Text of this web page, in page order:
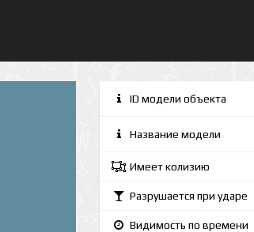
ID модели объекта
Название модели
Имеет колизию
Разрушается при ударе
Видимость по времени